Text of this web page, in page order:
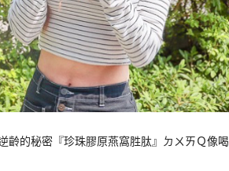
齡的秘密『珍珠膠原燕窩胜肽』ㄉㄨㄞＱ像